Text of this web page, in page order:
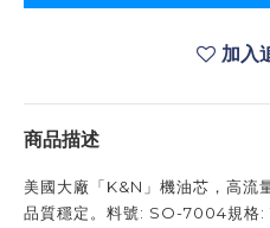
加入
商品描述
美國大廠「K&N」機油芯，高流
品質穩定。料號: SO-7004規格